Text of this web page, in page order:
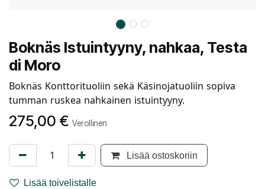
Boknäs Istuintyyny, nahkaa, Testa
di Moro
Boknäs Konttorituoliin sekä Käsinojatuoliin sopiva
tumman ruskea nahkainen istuintyyny.
275,00 € Verollinen
Lisää ostoskoriin
Lisää toivelistalle